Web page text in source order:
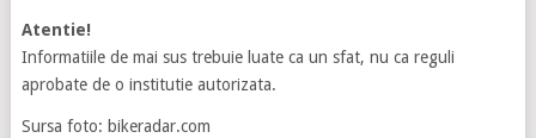
Atentie!
Informatiile de mai sus trebuie luate ca un sfat, nu ca reguli
aprobate de o institutie autorizata.
Sursa foto: bikeradar.com